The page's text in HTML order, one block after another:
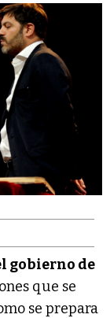
gobierno de
que se
se prepara